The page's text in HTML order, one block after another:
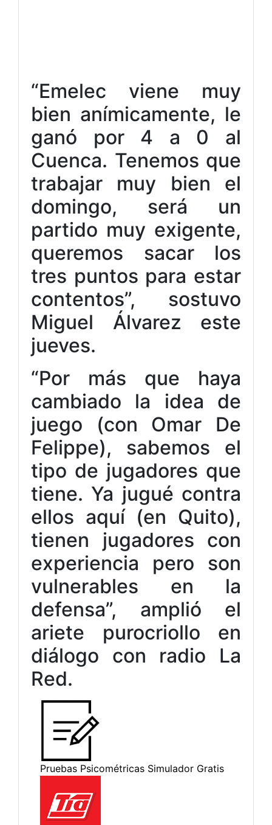
“Emelec viene muy
bien anímicamente, le
ganó por 4 a 0 al
Cuenca. Tenemos que
trabajar muy bien el
domingo, será un
partido muy exigente,
queremos sacar los
tres puntos para estar
contentos”, sostuvo
Miguel Álvarez este
jueves.
“Por más que haya
cambiado la idea de
juego (con Omar De
Felippe), sabemos el
tipo de jugadores que
tiene. Ya jugué contra
ellos aquí (en Quito),
tienen jugadores con
experiencia pero son
vulnerables en la
defensa”, amplió el
ariete purocriollo en
diálogo con radio La
Red.